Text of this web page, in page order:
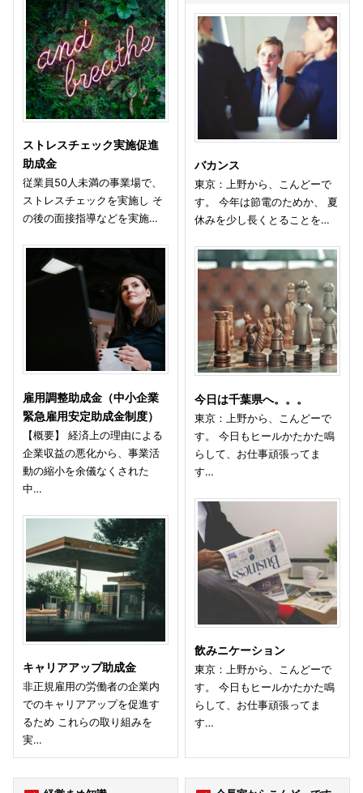
ストレスチェック実施促進
助成金
従業員50人未満の事業場で、
ストレスチェックを実施し そ
の後の面接指導などを実施…
雇用調整助成金（中小企業
緊急雇用安定助成金制度）
【概要】 経済上の理由による
企業収益の悪化から、事業活
動の縮小を余儀なくされた
中…
キャリアアップ助成金
非正規雇用の労働者の企業内
でのキャリアアップを促進す
るため これらの取り組みを
実…
バカンス
東京：上野から、こんどーで
す。 今年は節電のためか、 夏
休みを少し長くとることを…
今日は千葉県へ。。。
東京：上野から、こんどーで
す。 今日もヒールかたかた鳴
らして、お仕事頑張ってま
す…
飲みニケーション
東京：上野から、こんどーで
す。 今日もヒールかたかた鳴
らして、お仕事頑張ってま
す…